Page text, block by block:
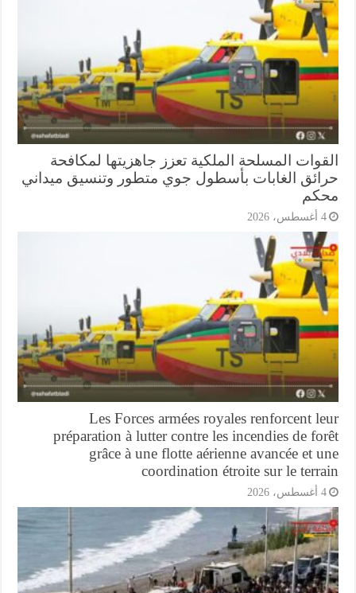
المسلحة الملكية تعزز جاهزيتها لمكافحة
الغابات بأسطول جوي متطور وتنسيق ميداني
Les Forces armées royales renforcent
préparation à lutter contre les incendies de
grâce à une flotte aérienne avancée et
coordination étroite sur le